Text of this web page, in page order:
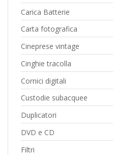
Carica Batterie
Carta fotografica
Cineprese vintage
Cinghie tracolla
Cornici digitali
Custodie subacquee
Duplicatori
DVD e CD
Filtri